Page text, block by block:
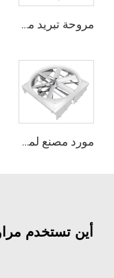
مروحة تبريد مباشرة من المصنع، شفرات من النيلون، مناسبة لاستخدامها في مستودعات الألبان ومزارع الأبقار، مروحة صناعية للتهوية
مورد مصنع لمراوح تدوير حجم 72 إنش نظام تهوية توفير طاقة لمزرعة الماشية